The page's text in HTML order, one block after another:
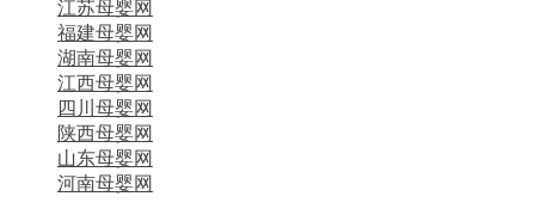
江苏母婴网
福建母婴网
湖南母婴网
江西母婴网
四川母婴网
陕西母婴网
山东母婴网
河南母婴网